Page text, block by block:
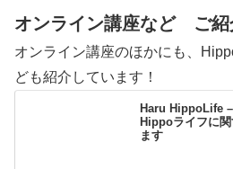
オンライン講座など ご紹
オンライン講座のほかにも、
ども紹介しています！
Haru HippoLife –
Hippoライフに
ます